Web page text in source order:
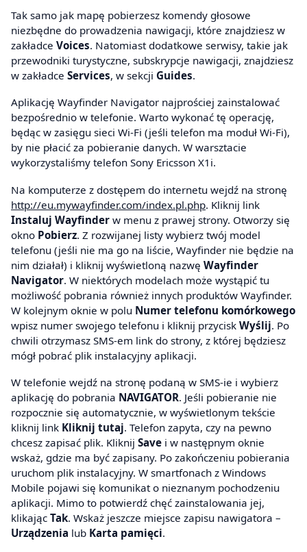
Tak samo jak mapę pobierzesz komendy głosowe
niezbędne do prowadzenia nawigacji, które znajdziesz w
zakładce Voices. Natomiast dodatkowe serwisy, takie jak
przewodniki turystyczne, subskrypcje nawigacji, znajdziesz
w zakładce Services, w sekcji Guides.
Aplikację Wayfinder Navigator najprościej zainstalować
bezpośrednio w telefonie. Warto wykonać tę operację,
będąc w zasięgu sieci Wi-Fi (jeśli telefon ma moduł Wi-Fi),
by nie płacić za pobieranie danych. W warsztacie
wykorzystaliśmy telefon Sony Ericsson X1i.
Na komputerze z dostępem do internetu wejdź na stronę
http://eu.mywayfinder.com/index.pl.php. Kliknij link
Instaluj Wayfinder w menu z prawej strony. Otworzy się
okno Pobierz. Z rozwijanej listy wybierz twój model
telefonu (jeśli nie ma go na liście, Wayfinder nie będzie na
nim działał) i kliknij wyświetloną nazwę Wayfinder
Navigator. W niektórych modelach może wystąpić tu
możliwość pobrania również innych produktów Wayfinder.
W kolejnym oknie w polu Numer telefonu komórkowego
wpisz numer swojego telefonu i kliknij przycisk Wyślij. Po
chwili otrzymasz SMS-em link do strony, z której będziesz
mógł pobrać plik instalacyjny aplikacji.
W telefonie wejdź na stronę podaną w SMS-ie i wybierz
aplikację do pobrania NAVIGATOR. Jeśli pobieranie nie
rozpocznie się automatycznie, w wyświetlonym tekście
kliknij link Kliknij tutaj. Telefon zapyta, czy na pewno
chcesz zapisać plik. Kliknij Save i w następnym oknie
wskaż, gdzie ma być zapisany. Po zakończeniu pobierania
uruchom plik instalacyjny. W smartfonach z Windows
Mobile pojawi się komunikat o nieznanym pochodzeniu
aplikacji. Mimo to potwierdź chęć zainstalowania jej,
klikając Tak. Wskaż jeszcze miejsce zapisu nawigatora –
Urządzenia lub Karta pamięci.